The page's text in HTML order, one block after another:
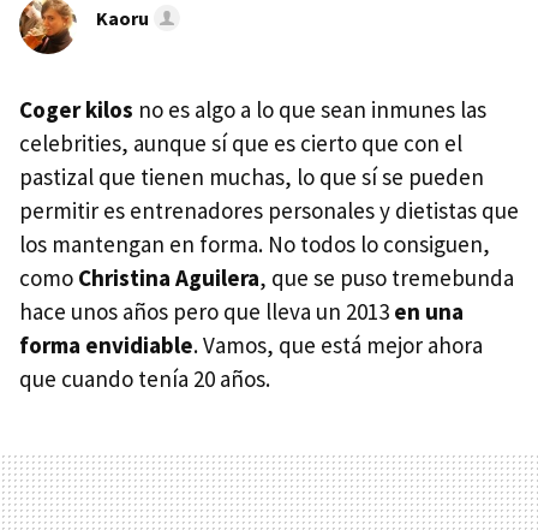
Kaoru
Coger kilos no es algo a lo que sean inmunes las
celebrities, aunque sí que es cierto que con el
pastizal que tienen muchas, lo que sí se pueden
permitir es entrenadores personales y dietistas que
los mantengan en forma. No todos lo consiguen,
como Christina Aguilera, que se puso tremebunda
hace unos años pero que lleva un 2013 en una
forma envidiable. Vamos, que está mejor ahora
que cuando tenía 20 años.